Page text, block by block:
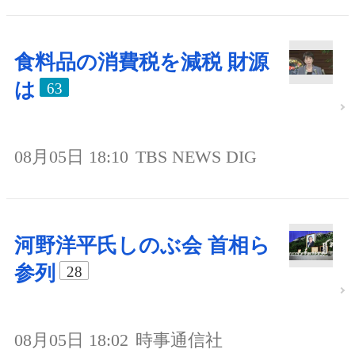
食料品の消費税を減税 財源
は
63
08月05日 18:10 TBS NEWS DIG
河野洋平氏しのぶ会 首相ら
参列
28
08月05日 18:02 時事通信社